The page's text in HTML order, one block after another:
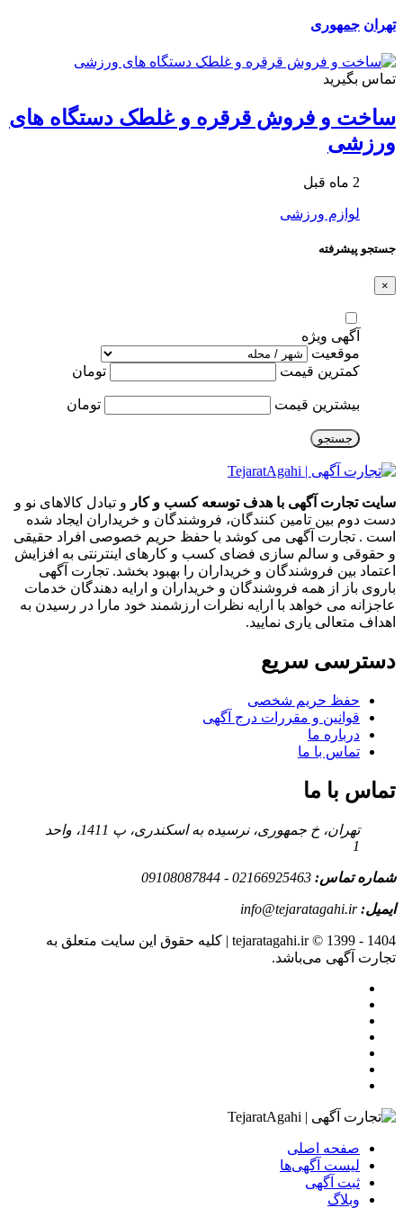
تهران جمهوری
تماس بگیرید
ساخت و فروش قرقره و غلطک دستگاه های
ورزشی
2 ماه قبل
لوازم ورزشی
جستجو پیشرفته
×
آگهی ویژه
موقعیت
کمترین قیمت
تومان
بیشترین قیمت تومان
جستجو
سایت تجارت آگهی با هدف توسعه کسب و کار و تبادل کالاهای نو و
دست دوم بین تامین کنندگان، فروشندگان و خریداران ایجاد شده
است . تجارت آگهی می کوشد با حفظ حریم خصوصی افراد حقیقی
و حقوقی و سالم سازی فضای کسب و کارهای اینترنتی به افزایش
اعتماد بین فروشندگان و خریداران را بهبود بخشد. تجارت آگهی
باروی باز از همه فروشندگان و خریداران و ارایه دهندگان خدمات
عاجزانه می خواهد با ارایه نظرات ارزشمند خود مارا در رسیدن به
اهداف متعالی یاری نمایید.
دسترسی سریع
حفظ حریم شخصی
قوانین و مقررات درج آگهی
درباره ما
تماس با ما
تماس با ما
تهران، خ جمهوری، نرسیده به اسکندری، پ 1411، واحد
1
شماره تماس: 02166925463 - 09108087844
ایمیل:info@tejaratagahi.ir
tejaratagahi.ir © 1399 - 1404 | کلیه حقوق این سایت متعلق به
تجارت آگهی می‌باشد.
صفحه اصلی
لیست آگهی‌ها
ثبت آگهی‌
وبلاگ